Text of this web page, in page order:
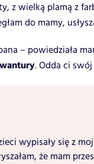
z wielką plamą z
do mamy,
– powiedziała
. Odda ci
wypisały się z
że mam